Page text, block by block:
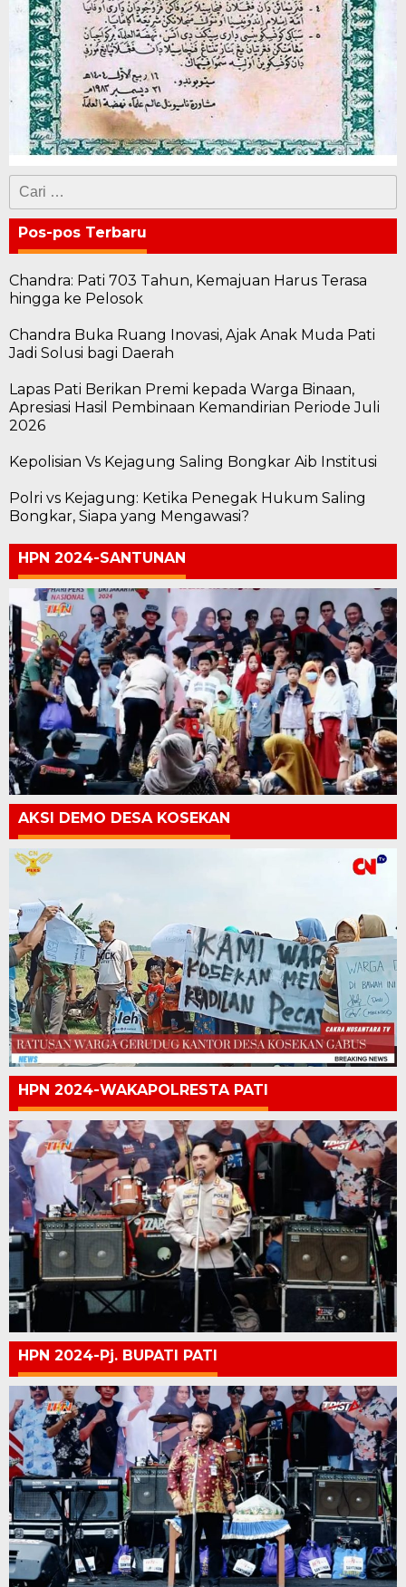
Cari
untuk:
Pos-pos Terbaru
Chandra: Pati 703 Tahun, Kemajuan Harus Terasa
hingga ke Pelosok
Chandra Buka Ruang Inovasi, Ajak Anak Muda Pati
Jadi Solusi bagi Daerah
Lapas Pati Berikan Premi kepada Warga Binaan,
Apresiasi Hasil Pembinaan Kemandirian Periode Juli
2026
Kepolisian Vs Kejagung Saling Bongkar Aib Institusi
Polri vs Kejagung: Ketika Penegak Hukum Saling
Bongkar, Siapa yang Mengawasi?
HPN 2024-SANTUNAN
AKSI DEMO DESA KOSEKAN
HPN 2024-WAKAPOLRESTA PATI
HPN 2024-Pj. BUPATI PATI